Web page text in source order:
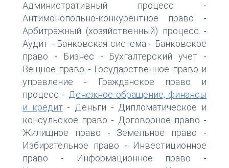
Административный процесс -
Антимонопольно-конкурентное право -
Арбитражный (хозяйственный) процесс -
Аудит - Банковская система - Банковское
право - Бизнес - Бухгалтерский учет -
Вещное право - Государственное право и
управление -
Гражданское право и
процесс - Денежное обращение, финансы
и кредит- Деньги - Дипломатическое и
консульское право - Договорное право -
Жилищное право - Земельное право -
Избирательное право -
Инвестиционное
право - Информационное право -